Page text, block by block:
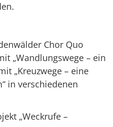
Chor Quo
„Wandlungswege – ein
„Kreuzwege – eine
in verschiedenen
„Weckrufe –